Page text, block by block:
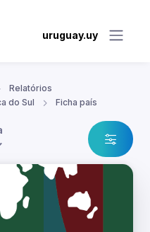
uruguay.uy
Relatórios
do Sul Ficha país